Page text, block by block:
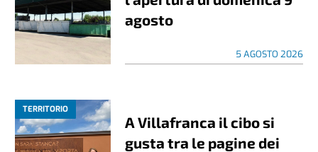
agosto
5 AGOSTO 2026
TERRITORIO
A Villafranca il cibo si
gusta tra le pagine dei